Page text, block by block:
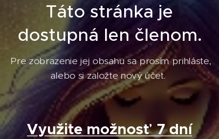
Táto stránka je
dostupná len členom.
Pre zobrazenie jej obsahu sa prosím prihláste,
alebo si založte nový účet.
Využite možnosť 7 dní